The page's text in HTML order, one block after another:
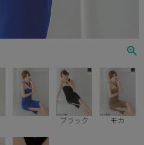
ブラック モカ